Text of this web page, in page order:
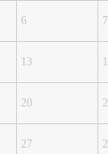
6 7
13
20
27